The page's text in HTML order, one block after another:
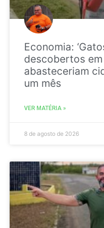
Economia:
descobertos
abasteceriam
um mês
VER MATÉRIA »
8 de agosto de 2026